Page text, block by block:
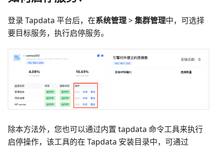
登录 Tapdata 平台后，在系统管理>集群管理中，可选择
要目标服务，执行启停服务。
除本方法外，您也可以通过内置 tapdata 命令工具来执行
启停操作，该工具的在 Tapdata 安装目录中，可通过